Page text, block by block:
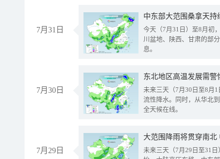
7月31日
中东部大范围桑拿天
今天（7月31日）至8月初
川盆地、陕西、甘肃的部
息。
7月30日
东北地区高温发展需
未来三天（7月30日至8月
流性降水。同时，从华北
全天候在线。
7月29日
大范围降雨将贯穿南
未来三天（7月29日至31